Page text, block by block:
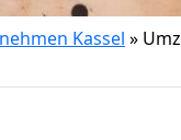
Kassel »